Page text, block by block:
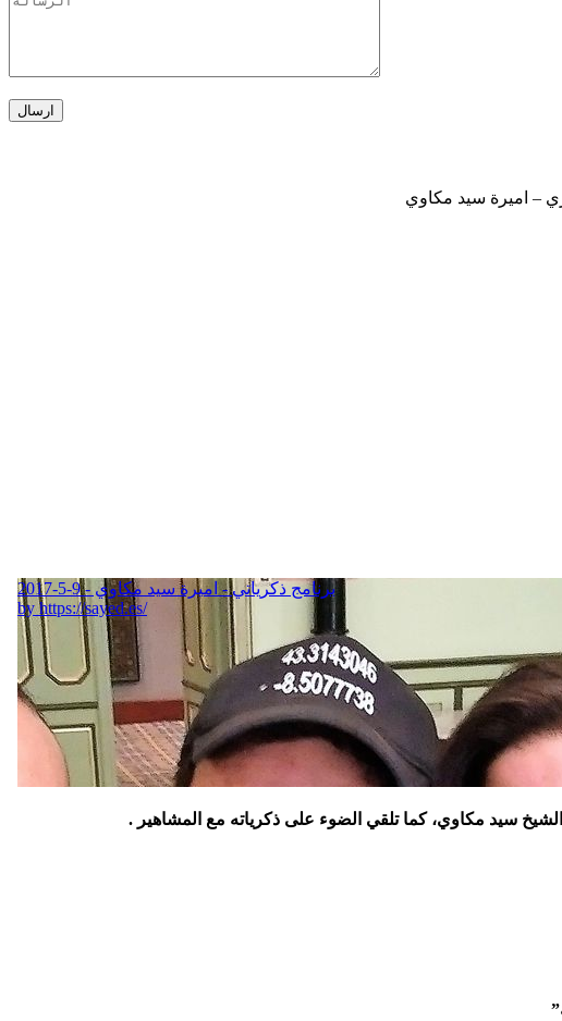
– اميرة سيد مكاوي
سيد مكاوي، كما تلقي الضوء على ذكرياته مع المشاهير .